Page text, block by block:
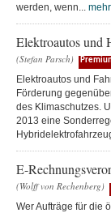
werden, wenn...
Elektroautos und
(Stefan Parsch)
Elektroautos und
Förderung
des Klimaschutzes.
2013 eine
E-
(Wolff von Rechenberg)
Wer Aufträge für die